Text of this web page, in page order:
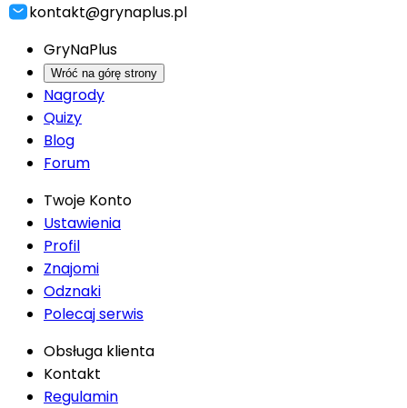
kontakt@grynaplus.pl
GryNaPlus
Wróć na górę strony
Nagrody
Quizy
Blog
Forum
Twoje Konto
Ustawienia
Profil
Znajomi
Odznaki
Polecaj serwis
Obsługa klienta
Kontakt
Regulamin